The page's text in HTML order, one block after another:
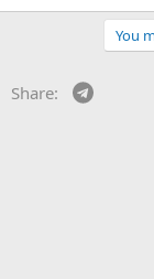
You
Share: